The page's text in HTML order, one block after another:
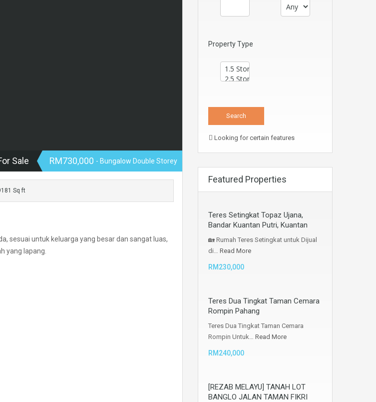
Sale RM730,000 - Bungalow Double Storey
Sq ft
sesuai untuk keluarga yang besar dan sangat luas,
yang lapang.
Property Type
Looking for certain features
Featured Properties
Teres Setingkat Topaz Ujana,
Bandar Kuantan Putri, Kuantan
🏡 Rumah Teres Setingkat untuk Dijual
di… Read More
RM230,000
Teres Dua Tingkat Taman Cemara
Rompin Pahang
Teres Dua Tingkat Taman Cemara
Rompin Untuk… Read More
RM240,000
[REZAB MELAYU] TANAH LOT
BANGLO JALAN TAMAN FIKRI